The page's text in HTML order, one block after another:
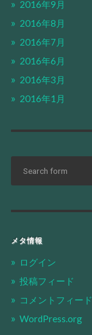
2016年9月
2016年8月
2016年7月
2016年6月
2016年3月
2016年1月
メタ情報
ログイン
投稿フィード
コメントフィード
WordPress.org